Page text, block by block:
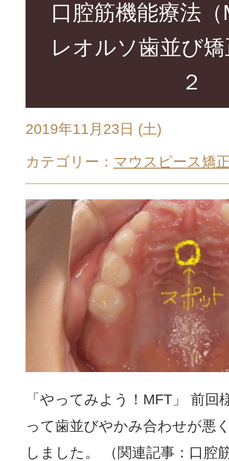
口腔筋機能療法
レオルソ歯並び
２
2019年11月23日 (土)
カテゴリー： マウスピース矯
「やってみよう！MFT」 前回
って歯並びやかみ合わせが悪
しました。 （関連記事：口腔